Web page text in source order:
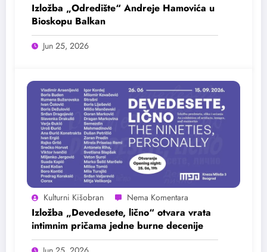
Izložba „Odredište“ Andreje Hamovića u
Bioskopu Balkan
Jun 25, 2026
Kulturni Kišobran
Izložba „Devedesete, lično“ otvara vrata
intimnim pričama jedne burne decenije